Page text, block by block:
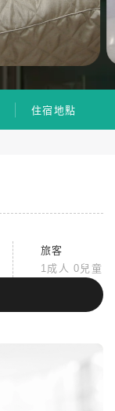
住宿地點
旅客
1成人 0兒童